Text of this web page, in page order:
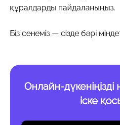
құралдарды пайдаланыңыз.
Біз сенеміз — сізде бәрі
Онлайн-
іске